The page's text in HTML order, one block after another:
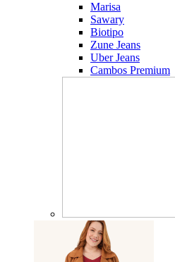
Marisa
Sawary
Biotipo
Zune Jeans
Uber Jeans
Cambos Premium